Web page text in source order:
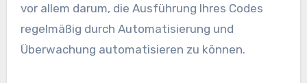
vor allem darum, die Ausführung Ihres Codes
regelmäßig durch Automatisierung und
Überwachung automatisieren zu können.